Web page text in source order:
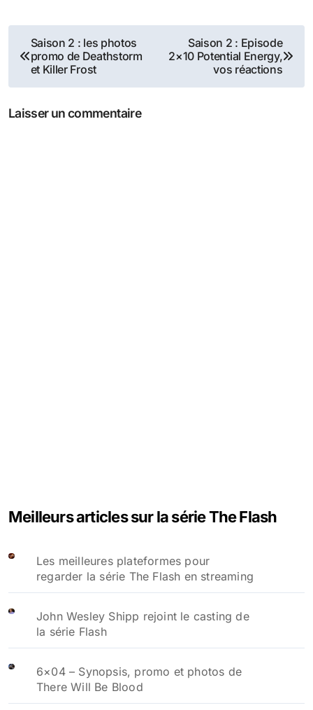
Navigation
de
l’article
Saison 2 : les photos
promo de Deathstorm
et Killer Frost
Saison 2 : Episode
2×10 Potential Energy,
vos réactions
Laisser un commentaire
Meilleurs articles sur la série The Flash
Les meilleures plateformes pour
regarder la série The Flash en streaming
John Wesley Shipp rejoint le casting de
la série Flash
6×04 – Synopsis, promo et photos de
There Will Be Blood